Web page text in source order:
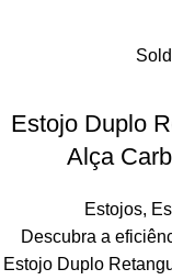
Estojo Duplo
Alça
Estojos,
Descubra a
Estojo Duplo